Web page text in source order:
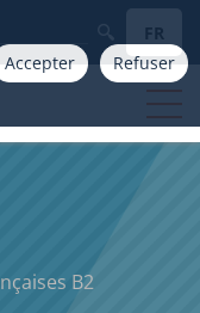
Accepter Refuser
FR
B2